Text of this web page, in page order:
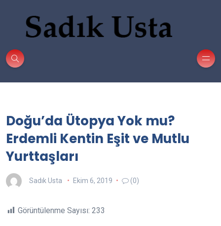
Doğu’da Ütopya Yok mu?
Erdemli Kentin Eşit ve Mutlu
Yurttaşları
Sadık Usta Ekim 6, 2019 (0)
Görüntülenme Sayısı: 233